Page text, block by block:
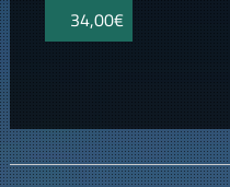
34,00€